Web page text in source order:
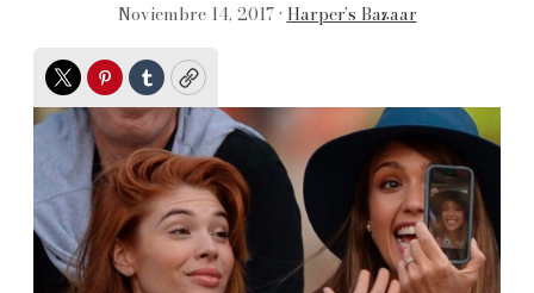
Noviembre 14, 2017 • Harper’s Bazaar
TwitterPinterest
TumblrCopy